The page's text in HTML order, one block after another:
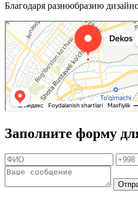
Благодаря разнообразию
Заполните форму